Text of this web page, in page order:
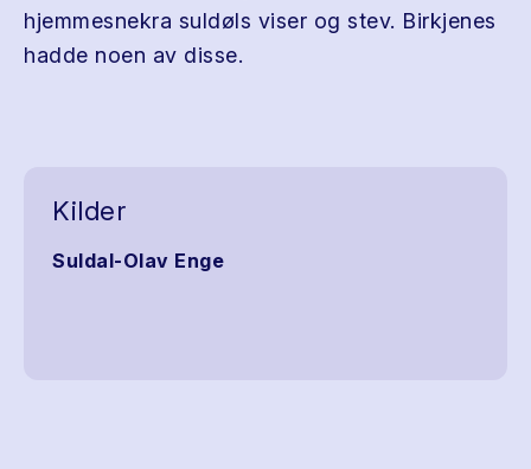
hjemmesnekra suldøls viser og stev. Birkjenes
hadde noen av disse.
Kilder
Suldal-Olav Enge